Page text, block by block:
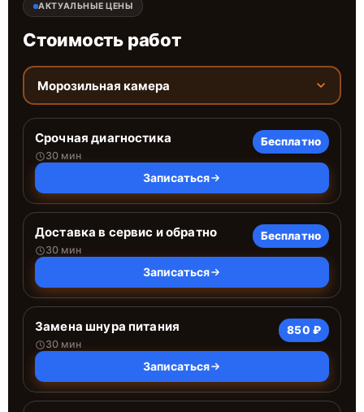
АКТУАЛЬНЫЕ ЦЕНЫ
Стоимость работ
Морозильная камера
Срочная диагностика
30 мин
Бесплатно
Записаться
Доставка в сервис и обратно
30 мин
Бесплатно
Записаться
Замена шнура питания
30 мин
850 ₽
Записаться